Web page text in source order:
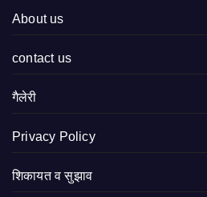
About us
contact us
गैलेरी
Privacy Policy
शिकायत व सुझाव